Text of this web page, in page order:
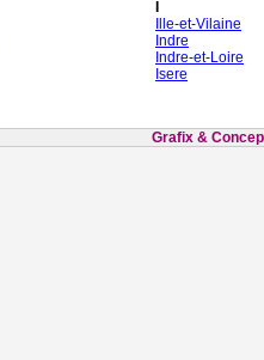
Ille-et-Vilaine
Indre
Indre-et-Loire
Isere
Grafix &